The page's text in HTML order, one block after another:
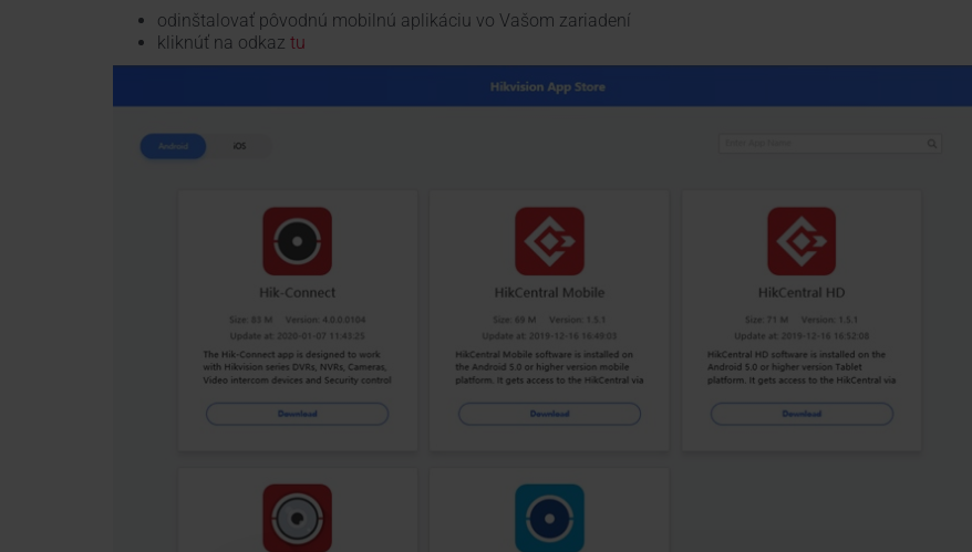
odinštalovať pôvodnú mobilnú aplikáciu vo Vašom zariadení
kliknúť na odkaz tu